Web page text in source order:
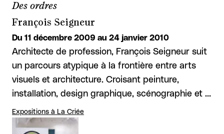
Des ordres
François Seigneur
Du 11 décembre 2009 au 24 janvier 2010
Architecte de profession, François Seigneur suit
un parcours atypique à la frontière entre arts
visuels et architecture. Croisant peinture,
installation, design graphique, scénographie et …
Expositions à La Criée